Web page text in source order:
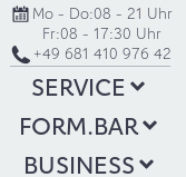
Mo - Do:08 - 21 Uhr
Fr:08 - 17:30 Uhr
+49 681 410 976 42
SERVICE
FORM.BAR
BUSINESS